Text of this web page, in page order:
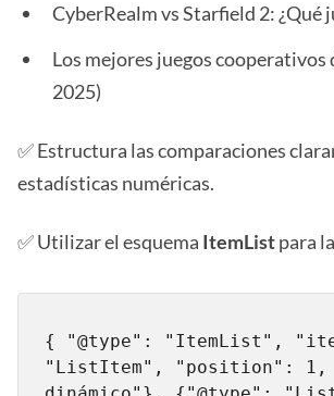
CyberRealm vs Starfield 2: ¿Qué
Los mejores juegos
2025)
✅ Estructura las comparaciones
estadísticas numéricas.
✅ Utilizar el esquema ItemListpara
{ "@type": "ItemList",
"ListItem", "position": 1,